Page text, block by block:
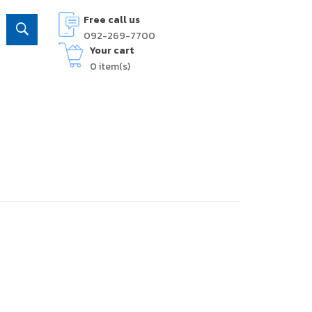
Free call us
092-269-7700
Your cart
0item(s)